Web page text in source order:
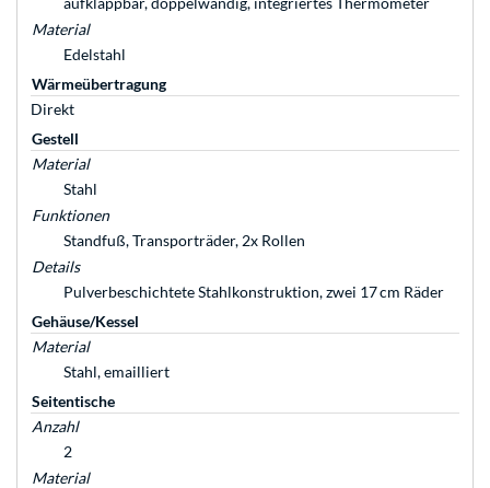
Material
Edelstahl
Wärmeübertragung
Direkt
Gestell
Material
Stahl
Funktionen
Standfuß, Transporträder, 2x Rollen
Details
Pulverbeschichtete Stahlkonstruktion, zwei 17 cm Räder
Gehäuse/Kessel
Material
Stahl, emailliert
Seitentische
Anzahl
2
Material